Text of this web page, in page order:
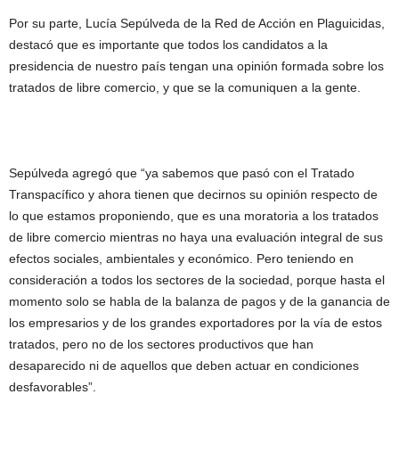
Por su parte, Lucía Sepúlveda de la Red de Acción en Plaguicidas,
destacó que es importante que todos los candidatos a la
presidencia de nuestro país tengan una opinión formada sobre los
tratados de libre comercio, y que se la comuniquen a la gente.
Sepúlveda agregó que “ya sabemos que pasó con el Tratado
Transpacífico y ahora tienen que decirnos su opinión respecto de
lo que estamos proponiendo, que es una moratoria a los tratados
de libre comercio mientras no haya una evaluación integral de sus
efectos sociales, ambientales y económico. Pero teniendo en
consideración a todos los sectores de la sociedad, porque hasta el
momento solo se habla de la balanza de pagos y de la ganancia de
los empresarios y de los grandes exportadores por la vía de estos
tratados, pero no de los sectores productivos que han
desaparecido ni de aquellos que deben actuar en condiciones
desfavorables”.